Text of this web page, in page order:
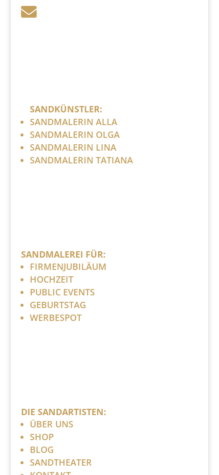

SANDKÜNSTLER:
SANDMALERIN ALLA
SANDMALERIN OLGA
SANDMALERIN LINA
SANDMALERIN TATIANA
SANDMALEREI FÜR:
FIRMENJUBILÄUM
HOCHZEIT
PUBLIC EVENTS
GEBURTSTAG
WERBESPOT
DIE SANDARTISTEN:
ÜBER UNS
SHOP
BLOG
SANDTHEATER